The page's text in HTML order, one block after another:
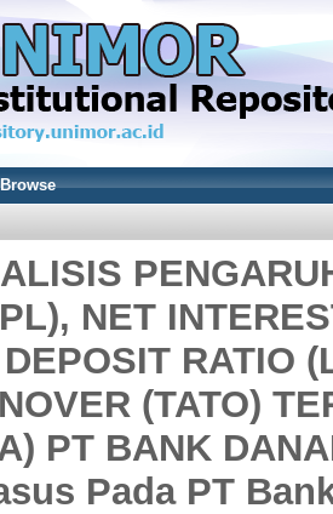
Browse
NET
DEPOSIT RATIO
(TATO)
PT BANK
Pada PT